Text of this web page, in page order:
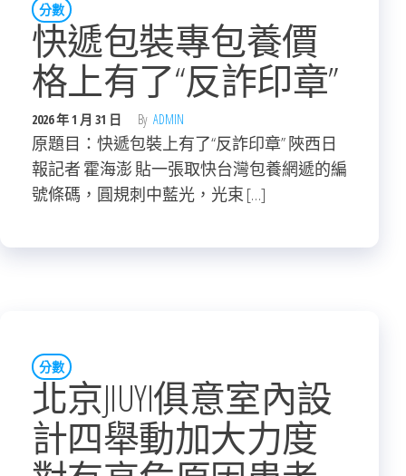
分數
快遞包裝專包養價
格上有了“反詐印章”
2026 年 1 月 31 日 By ADMIN
原題目：快遞包裝上有了“反詐印章” 陜西日
報記者 霍海澎 貼一張取快台灣包養網遞的編
號條碼，圓規刺中藍光，光束 […]
分數
北京JIUYI俱意室內設
計四舉動加大力度